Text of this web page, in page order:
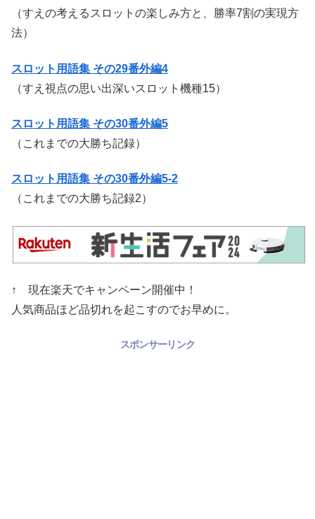
（すえの考えるスロットの楽しみ方と、勝率7割の実現方
法）
スロット用語集 その29番外編4
（すえ視点の思い出深いスロット機種15）
スロット用語集 その30番外編5
（これまでの大勝ち記録）
スロット用語集 その30番外編5-2
（これまでの大勝ち記録2）
↑ 現在楽天でキャンペーン開催中！
人気商品ほど品切れを起こすのでお早めに。
スポンサーリンク